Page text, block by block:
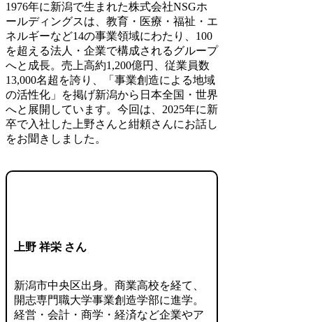
1976年に新潟で生まれた株式会社NSGホ
ールディングスは、教育・医療・福祉・エ
ネルギーなど14の事業領域にわたり、100
を超える法人・企業で構成されるグループ
へと成長。売上高約1,200億円、従業員数
13,000名超を誇り、「事業創造による地域
の活性化」を掲げ新潟から日本全国・世界
へと展開しています。今回は、2025年に新
卒で入社した上野さんと紺頼さんにお話し
をお聞きしました。
上野 祥栄 さん
新潟市中央区出身。商業高校を経て、
開志専門職大学事業創造学部に進学。
経営・会計・商学・経済など企業やア